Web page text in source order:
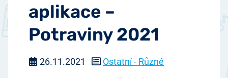
aplikace –
Potraviny 2021
26.11.2021 Ostatní - Různé